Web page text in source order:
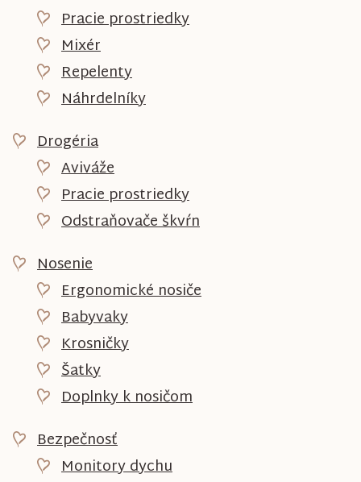
Pracie prostriedky
Mixér
Repelenty
Náhrdelníky
Drogéria
Aviváže
Pracie prostriedky
Odstraňovače škvŕn
Nosenie
Ergonomické nosiče
Babyvaky
Krosničky
Šatky
Doplnky k nosičom
Bezpečnosť
Monitory dychu